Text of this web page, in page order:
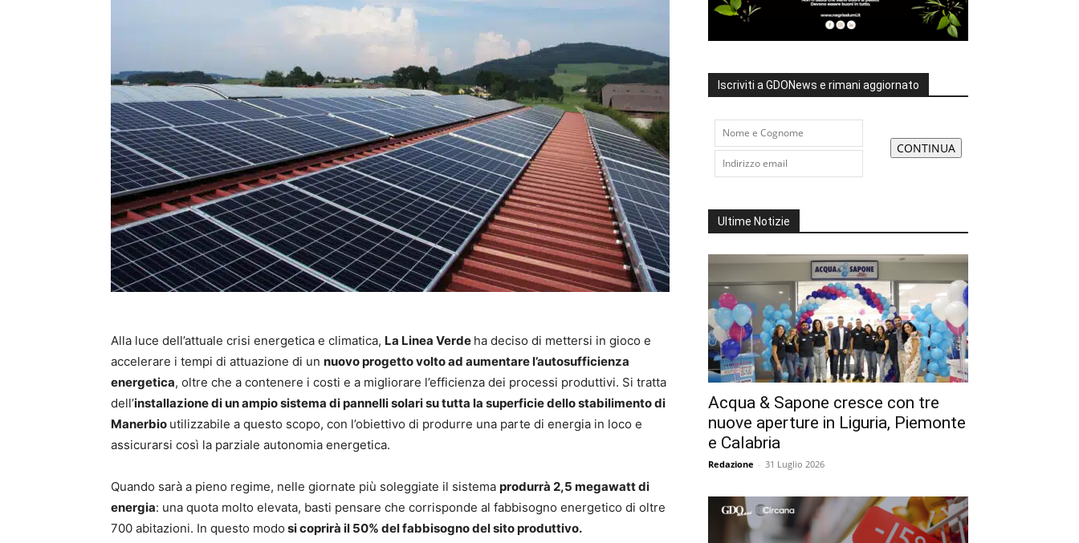
Alla luce dell’attuale crisi energetica e climatica, La Linea Verde ha deciso di mettersi in gioco e
accelerare i tempi di attuazione di un nuovo progetto volto ad aumentare l’autosufficienza
energetica, oltre che a contenere i costi e a migliorare l’efficienza dei processi produttivi. Si tratta
dell’installazione di un ampio sistema di pannelli solari su tutta la superficie dello stabilimento di
Manerbio utilizzabile a questo scopo, con l’obiettivo di produrre una parte di energia in loco e
assicurarsi così la parziale autonomia energetica.
Quando sarà a pieno regime, nelle giornate più soleggiate il sistema produrrà 2,5 megawatt di
energia: una quota molto elevata, basti pensare che corrisponde al fabbisogno energetico di oltre
700 abitazioni. In questo modo si coprirà il 50% del fabbisogno del sito produttivo.
Iscriviti a GDONews e rimani aggiornato
Ultime Notizie
Acqua & Sapone cresce con tre
nuove aperture in Liguria, Piemonte
e Calabria
Redazione - 31 Luglio 2026